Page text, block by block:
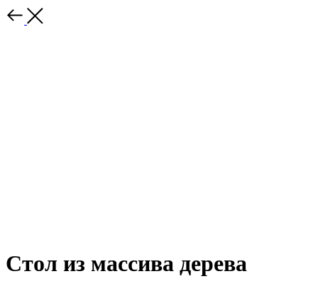
Стол из массива дерева